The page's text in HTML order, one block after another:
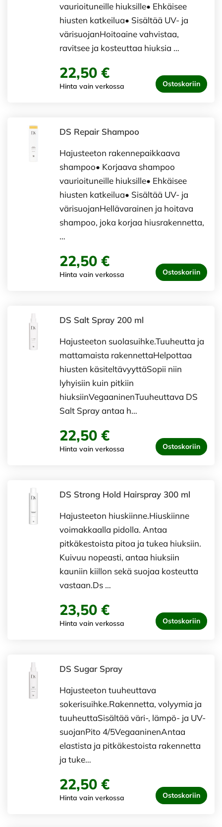
vaurioituneille hiuksille• Ehkäisee
hiusten katkeilua• Sisältää UV- ja
värisuojanHoitoaine vahvistaa,
ravitsee ja kosteuttaa hiuksia …
22,50 €
Hinta vain verkossa Ostoskoriin
DS Repair Shampoo
Hajusteeton rakennepaikkaava
shampoo• Korjaava shampoo
vaurioituneille hiuksille• Ehkäisee
hiusten katkeilua• Sisältää UV- ja
värisuojanHellävarainen ja hoitava
shampoo, joka korjaa hiusrakennetta,
…
22,50 €
Hinta vain verkossa Ostoskoriin
DS Salt Spray 200 ml
Hajusteeton suolasuihke.Tuuheutta ja
mattamaista rakennettaHelpottaa
hiusten käsiteltävyyttäSopii niin
lyhyisiin kuin pitkiin
hiuksiinVegaaninenTuuheuttava DS
Salt Spray antaa h…
22,50 €
Hinta vain verkossa Ostoskoriin
DS Strong Hold Hairspray 300 ml
Hajusteeton hiuskiinne.Hiuskiinne
voimakkaalla pidolla. Antaa
pitkäkestoista pitoa ja tukea hiuksiin.
Kuivuu nopeasti, antaa hiuksiin
kauniin kiillon sekä suojaa kosteutta
vastaan.Ds …
23,50 €
Hinta vain verkossa Ostoskoriin
DS Sugar Spray
Hajusteeton tuuheuttava
sokerisuihke.Rakennetta, volyymia ja
tuuheuttaSisältää väri-, lämpö- ja UV-
suojanPito 4/5VegaaninenAntaa
elastista ja pitkäkestoista rakennetta
ja tuke…
22,50 €
Hinta vain verkossa Ostoskoriin